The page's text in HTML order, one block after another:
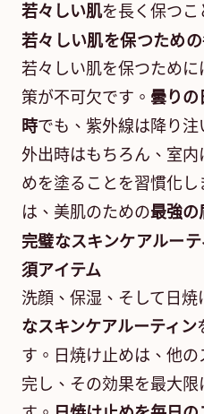
若々しい肌を長く保つこ
若々しい肌を保つため
若々しい肌を保つため
策が不可欠です。 曇りの
時でも、紫外線は降り注
外出時はもちろん、室
めを塗ることを習慣化
は、美肌のための最強の
完璧なスキンケアルー
須アイテム
洗顔、保湿、そして日焼
なスキンケアルーティン
す。日焼け止めは、他
完し、その効果を最大